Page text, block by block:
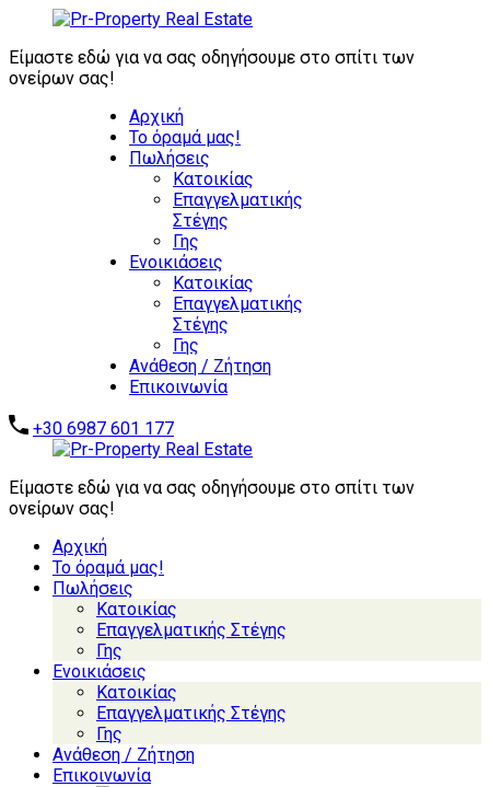
Είμαστε εδώ για να σας οδηγήσουμε στο σπίτι των
ονείρων σας!
Αρχική
Το όραμά μας!
Πωλήσεις
Κατοικίας
Επαγγελματικής
Στέγης
Γης
Ενοικιάσεις
Κατοικίας
Επαγγελματικής
Στέγης
Γης
Ανάθεση / Ζήτηση
Επικοινωνία
+30 6987 601 177
Είμαστε εδώ για να σας οδηγήσουμε στο σπίτι των
ονείρων σας!
Αρχική
Το όραμά μας!
Πωλήσεις
Κατοικίας
Επαγγελματικής Στέγης
Γης
Ενοικιάσεις
Κατοικίας
Επαγγελματικής Στέγης
Γης
Ανάθεση / Ζήτηση
Επικοινωνία
ΖΗΤΟΥΝΤΑΙ
ΑΜΕΣΑ:
ΕΠΕΝΔΥΤΙΚΑ
ΑΥΤΟΤΕΛΗ
ΑΞΙΟΛΟΓΑ
ΑΚΙΝΗΤΑ -
ΞΕΝΟΔΟΧΕΙΑ -
ΑΠΟΘΗΚΕΣ -
ΒΙΟΜΗΧΑΝΙΚΑ
Επικοινωνήστε μαζί μας